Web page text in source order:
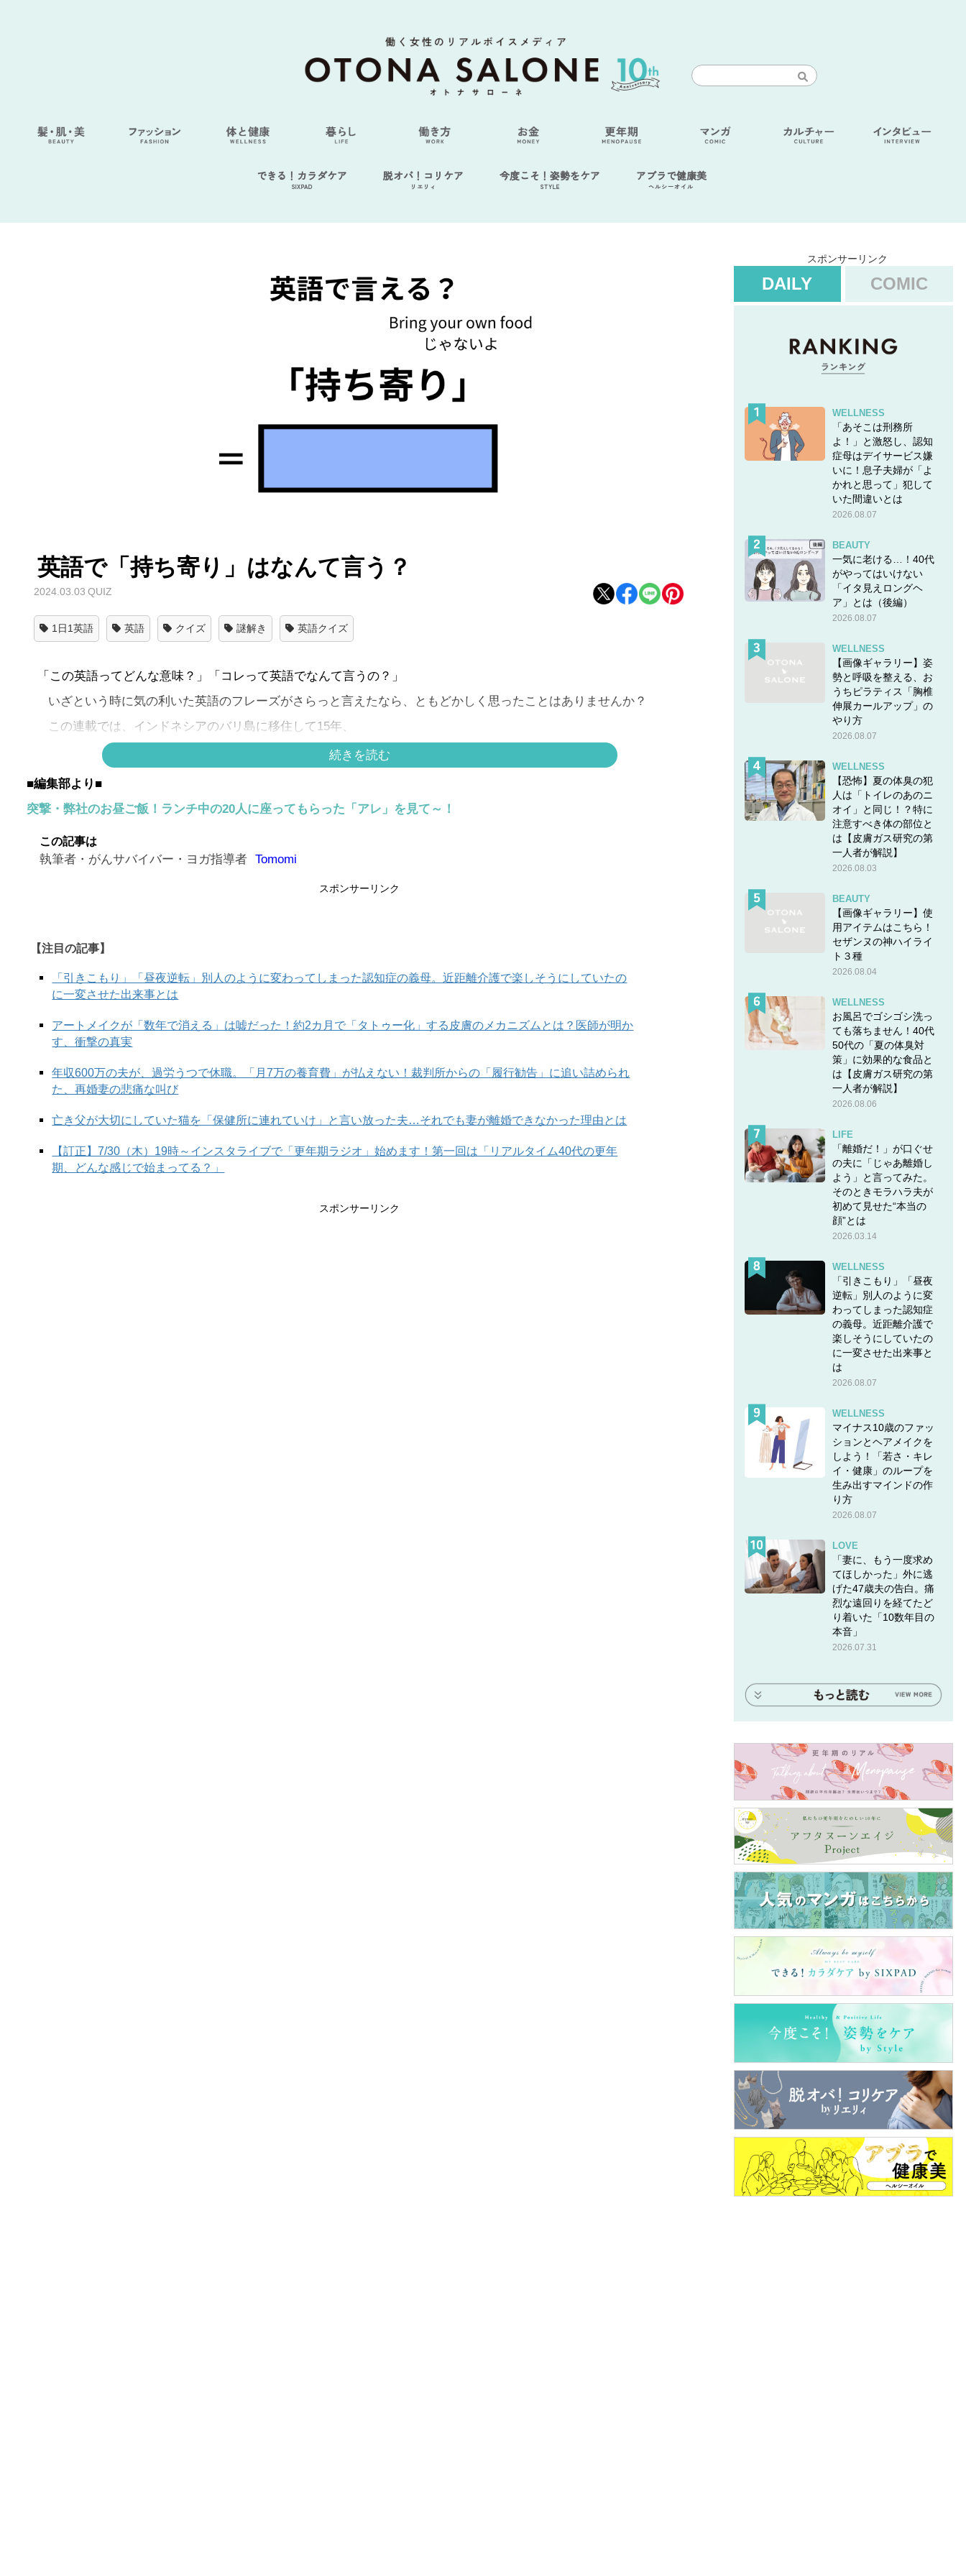
できる！カラダケア
SIXPAD
脱オバ！コリケア
リエリィ
今度こそ！姿勢をケア
STYLE
アブラで健康美
ヘルシーオイル
英語で「持ち寄り」はなんて言う？
2024.03.03 QUIZ
1日1英語 英語 クイズ 謎解き 英語クイズ
「この英語ってどんな意味？」「コレって英語でなんて言うの？」
いざという時に気の利いた英語のフレーズがさらっと言えたなら、ともどかしく思ったことはありませんか？
この連載では、インドネシアのバリ島に移住して15年、
アメリカ人の夫と、３人のマルチリンガルの男の子の子育てをしながら暮らすヨガ講師Tomomiが
英語の身近な表現をクイズ形式でお届けします。
正解は
続きを読む
■編集部より■
突撃・弊社のお昼ご飯！ランチ中の20人に座ってもらった「アレ」を見て～！
この記事は
執筆者・がんサバイバー・ヨガ指導者 Tomomi
スポンサーリンク
【注目の記事】
「引きこもり」「昼夜逆転」別人のように変わってしまった認知症の義母。近距離介護で楽しそうにしていたの
に一変させた出来事とは
アートメイクが「数年で消える」は嘘だった！約2カ月で「タトゥー化」する皮膚のメカニズムとは？医師が明か
す、衝撃の真実
年収600万の夫が、過労うつで休職。「月7万の養育費」が払えない！裁判所からの「履行勧告」に追い詰められ
た、再婚妻の悲痛な叫び
亡き父が大切にしていた猫を「保健所に連れていけ」と言い放った夫…それでも妻が離婚できなかった理由とは
【訂正】7/30（木）19時～インスタライブで「更年期ラジオ」始めます！第一回は「リアルタイム40代の更年
期、どんな感じで始まってる？」
スポンサーリンク
スポンサーリンク
DAILY COMIC
WELLNESS
「あそこは刑務所
よ！」と激怒し、認知
症母はデイサービス嫌
いに！息子夫婦が「よ
かれと思って」犯して
いた間違いとは
2026.08.07
BEAUTY
一気に老ける…！40代
がやってはいけない
「イタ見えロングヘ
ア」とは（後編）
2026.08.07
WELLNESS
【画像ギャラリー】姿
勢と呼吸を整える、お
うちピラティス「胸椎
伸展カールアップ」の
やり方
2026.08.07
WELLNESS
【恐怖】夏の体臭の犯
人は「トイレのあのニ
オイ」と同じ！？特に
注意すべき体の部位と
は【皮膚ガス研究の第
一人者が解説】
2026.08.03
BEAUTY
【画像ギャラリー】使
用アイテムはこちら！
セザンヌの神ハイライ
ト３種
2026.08.04
WELLNESS
お風呂でゴシゴシ洗っ
ても落ちません！40代
50代の「夏の体臭対
策」に効果的な食品と
は【皮膚ガス研究の第
一人者が解説】
2026.08.06
LIFE
「離婚だ！」が口ぐせ
の夫に「じゃあ離婚し
よう」と言ってみた。
そのときモラハラ夫が
初めて見せた“本当の
顔”とは
2026.03.14
WELLNESS
「引きこもり」「昼夜
逆転」別人のように変
わってしまった認知症
の義母。近距離介護で
楽しそうにしていたの
に一変させた出来事と
は
2026.08.07
WELLNESS
マイナス10歳のファッ
ションとヘアメイクを
しよう！「若さ・キレ
イ・健康」のループを
生み出すマインドの作
り方
2026.08.07
LOVE
「妻に、もう一度求め
てほしかった」外に逃
げた47歳夫の告白。痛
烈な遠回りを経てたど
り着いた「10数年目の
本音」
2026.07.31